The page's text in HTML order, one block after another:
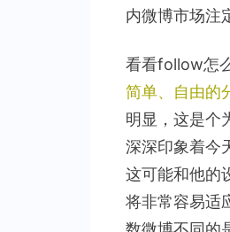
内微博市场注
看看follow怎
简单、自由的
明显，这是
深深印象着今
这可能和他的
将非常容易适